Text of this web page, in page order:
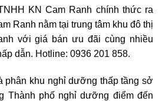
KN Cam Ranh chính thức ra
Ranh nằm tại trung tâm khu đô thị
với giá bán ưu đãi cùng nhiều
dẫn. Hotline: 0936 201 858.
phân khu nghỉ dưỡng thấp tầng sở
Thành phố nghỉ dưỡng điểm đến